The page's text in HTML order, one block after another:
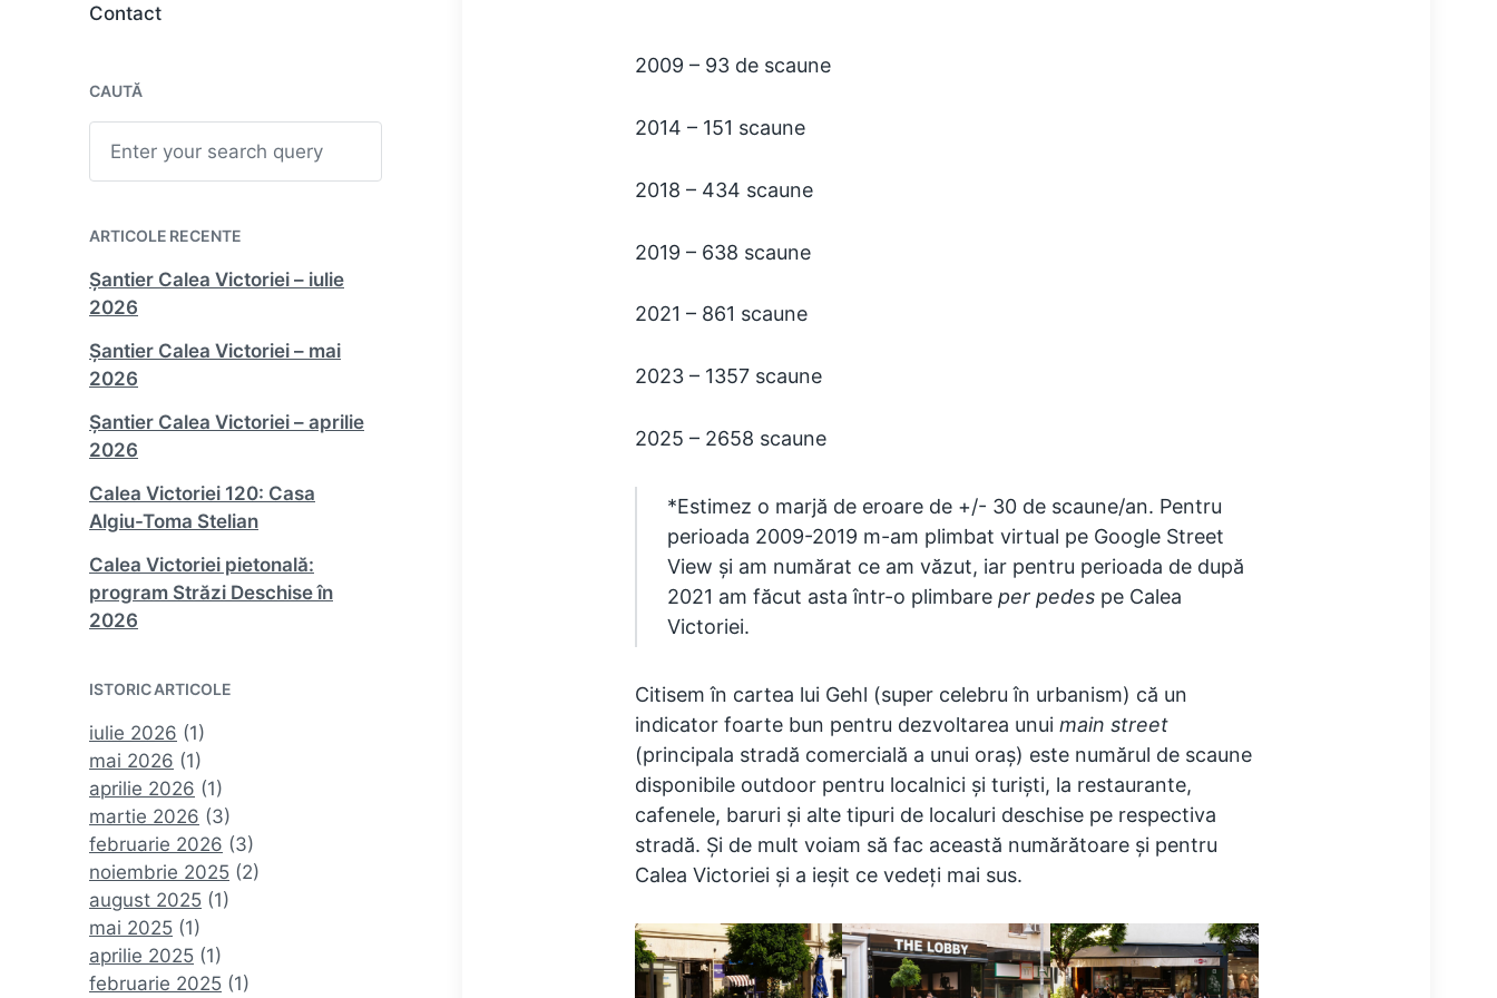
Contact
CAUTĂ
h
ARTICOLE RECENTE
Șantier Calea Victoriei – iulie
2026
Șantier Calea Victoriei – mai
2026
Șantier Calea Victoriei – aprilie
2026
Calea Victoriei 120: Casa
Algiu-Toma Stelian
Calea Victoriei pietonală:
program Străzi Deschise în
2026
ISTORIC ARTICOLE
iulie 2026 (1)
mai 2026 (1)
aprilie 2026 (1)
martie 2026 (3)
februarie 2026 (3)
noiembrie 2025 (2)
august 2025 (1)
mai 2025 (1)
aprilie 2025 (1)
februarie 2025 (1)
2009 – 93 de scaune
2014 – 151 scaune
2018 – 434 scaune
2019 – 638 scaune
2021 – 861 scaune
2023 – 1357 scaune
2025 – 2658 scaune
*Estimez o marjă de eroare de +/- 30 de scaune/an. Pentru
perioada 2009-2019 m-am plimbat virtual pe Google Street
View și am numărat ce am văzut, iar pentru perioada de după
2021 am făcut asta într-o plimbare per pedespe Calea
Victoriei.
Citisem în cartea lui Gehl (super celebru în urbanism) că un
indicator foarte bun pentru dezvoltarea unui main street
(principala stradă comercială a unui oraș) este numărul de scaune
disponibile outdoor pentru localnici și turiști, la restaurante,
cafenele, baruri și alte tipuri de localuri deschise pe respectiva
stradă. Și de mult voiam să fac această numărătoare și pentru
Calea Victoriei și a ieșit ce vedeți mai sus.